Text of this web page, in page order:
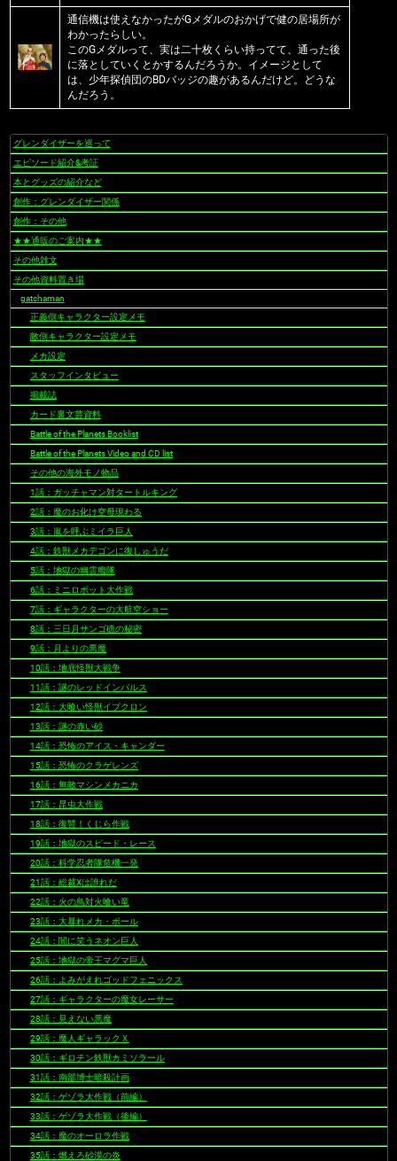
通信機は使えなかったがGメダルのおかげで健の居場所が
わかったらしい。
このGメダルって、実は二十枚くらい持ってて、通った後
に落としていくとかするんだろうか。イメージとして
は、少年探偵団のBDバッジの趣があるんだけど。どうな
んだろう。
ナ
ビ
ゲ
ー
シ
ョ
ン
グレンダイザーを巡って
エピソード紹介&考証
本とグッズの紹介など
創作：グレンダイザー関係
創作：その他
★★通販のご案内★★
その他雑文
その他資料置き場
gatchaman
正義側キャラクター設定メモ
敵側キャラクター設定メモ
メカ設定
スタッフインタビュー
掲載誌
カード裏文芸資料
Battle of the Planets Booklist
Battle of the Planets Video and CD list
その他の海外モノ物品
1話：ガッチャマン対タートルキング
2話：魔のお化け空母現わる
3話：嵐を呼ぶミイラ巨人
4話：鉄獣メカデゴンに復しゅうだ
5話：地獄の幽霊艦隊
6話：ミニロボット大作戦
7話：ギャラクターの大航空ショー
8話：三日月サンゴ礁の秘密
9話：月よりの悪魔
10話：地底怪獣大戦争
11話：謎のレッドインパルス
12話：大喰い怪獣イブクロン
13話：謎の赤い砂
14話：恐怖のアイス・キャンダー
15話：恐怖のクラゲレンズ
16話：無敵マシンメカニカ
17話：昆虫大作戦
18話：復讐！くじら作戦
19話：地獄のスピード・レース
20話：科学忍者隊危機一発
21話：総裁Xは誰れだ
22話：火の鳥対火喰い竜
23話：大暴れメカ・ボール
24話：闇に笑うネオン巨人
25話：地獄の帝王マグマ巨人
26話：よみがえれゴッドフェニックス
27話：ギャラクターの魔女レーサー
28話：見えない悪魔
29話：魔人ギャラックＸ
30話：ギロチン鉄獣カミソラール
31話：南部博士暗殺計画
32話：ゲゾラ大作戦（前編）
33話：ゲゾラ大作戦（後編）
34話：魔のオーロラ作戦
35話：燃えろ砂漠の炎